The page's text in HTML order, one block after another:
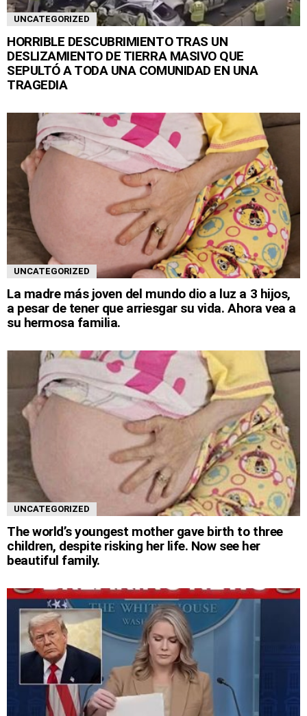
UNCATEGORIZED
HORRIBLE DESCUBRIMIENTO TRAS UN
DESLIZAMIENTO DE TIERRA MASIVO QUE
SEPULTÓ A TODA UNA COMUNIDAD EN UNA
TRAGEDIA
UNCATEGORIZED
La madre más joven del mundo dio a luz a 3 hijos,
a pesar de tener que arriesgar su vida. Ahora vea a
su hermosa familia.
UNCATEGORIZED
The world’s youngest mother gave birth to three
children, despite risking her life. Now see her
beautiful family.